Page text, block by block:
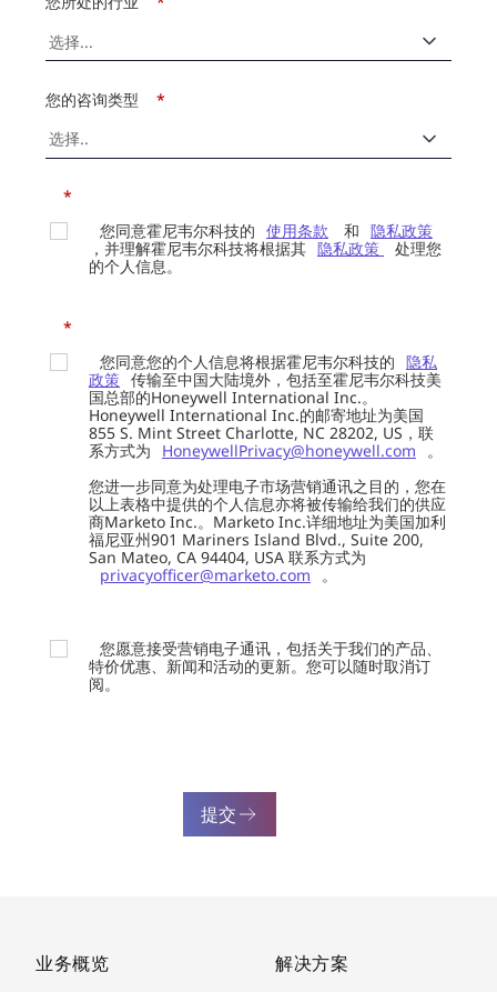
*
您的咨询类型
*
您同意霍尼韦尔科技的 使用条款 和 隐私政策
，并理解霍尼韦尔科技将根据其 隐私政策
处理您
的个人信息。
*
您同意您的个人信息将根据霍尼韦尔科技的 隐私
政策 传输至中国大陆境外，包括至霍尼韦尔科技美
国总部的Honeywell International Inc.。
Honeywell International Inc.的邮寄地址为美国
855 S. Mint Street Charlotte, NC 28202, US，联
系方式为
HoneywellPrivacy@honeywell.com
。
您进一步同意为处理电子市场营销通讯之目的，您在
以上表格中提供的个人信息亦将被传输给我们的供应
商Marketo Inc.。Marketo Inc.详细地址为美国加利
福尼亚州901 Mariners Island Blvd., Suite 200,
San Mateo, CA 94404, USA 联系方式为
privacyofficer@marketo.com
。
您愿意接受营销电子通讯，包括关于我们的产品、
特价优惠、新闻和活动的更新。您可以随时取消订
阅。
提交
业务概览
解决方案